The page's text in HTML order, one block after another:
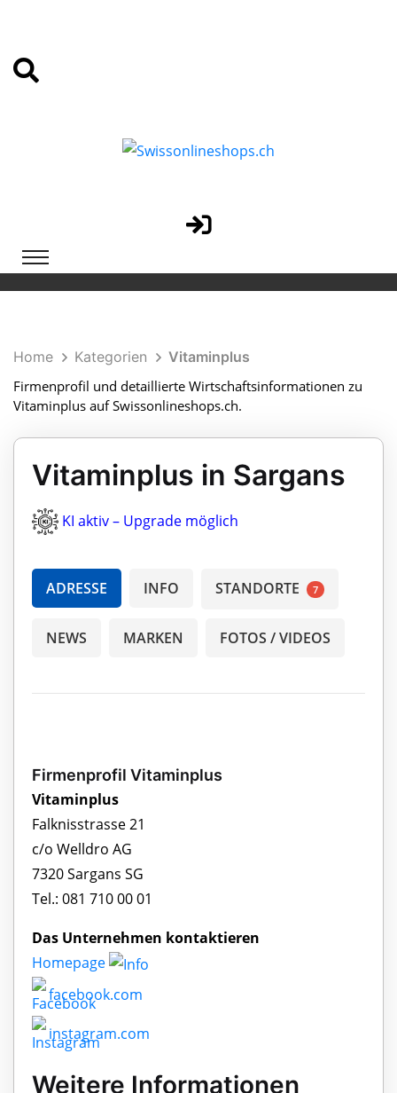
Home Kategorien
Vitaminplus
Firmenprofil und detaillierte Wirtschaftsinformationen zu
Vitaminplus auf Swissonlineshops.ch.
Vitaminplus in Sargans
KI aktiv – Upgrade möglich
ADRESSE INFO STANDORTE 7
NEWS MARKEN FOTOS / VIDEOS
Firmenprofil Vitaminplus
Vitaminplus
Falknisstrasse 21
c/o Welldro AG
7320 Sargans SG
Tel.: 081 710 00 01
Das Unternehmen kontaktieren
Homepage
facebook.com
instagram.com
Weitere Informationen